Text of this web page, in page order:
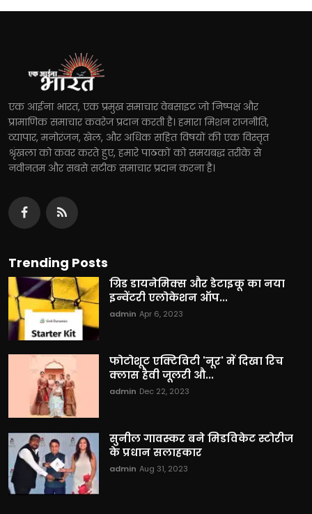
एक आईना भारत, एक प्रमुख समाचार वेबसाइट जो निष्पक्ष और
प्रामाणिक समाचार कवरेज प्रदान करती है। हमारा मिशन राजनीति,
व्यापार, मनोरंजन, खेल, और अधिक सहित विषयों की एक विस्तृत
श्रृंखला को कवर करते हुए, हमारे पाठकों को समयबद्ध तरीके से
नवीनतम और सबसे सटीक समाचार प्रदान करना है।
Trending Posts
ग्रिड डायनेमिक्स और डेटाइकू का नया
इन्वेंटरी एलोकेशन ऑप...
admin Apr 6, 2023
फोटोशूट एक्टिविटी 'नूर' में दिखा रिच
क्लास हैवी जूलरी औ...
admin Dec 22, 2023
सुनील गावस्कर बने मिडविकेट स्टोरीज
के प्रधान सलाहकार
admin Aug 31, 2023